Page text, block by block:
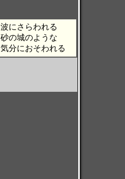
波にさらわれる
砂の城のような
気分におそわれる